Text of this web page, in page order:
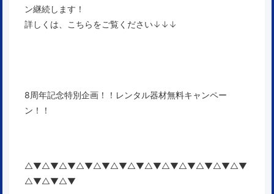
ン継続します！
詳しくは、こちらをご覧ください↓↓↓
8周年記念特別企画！！レンタル器材無料キャンペー
ン！！
△▼△▼△▼△▼△▼△▼△▼△▼△▼△▼△▼△▼△▼
△▼△▼△▼